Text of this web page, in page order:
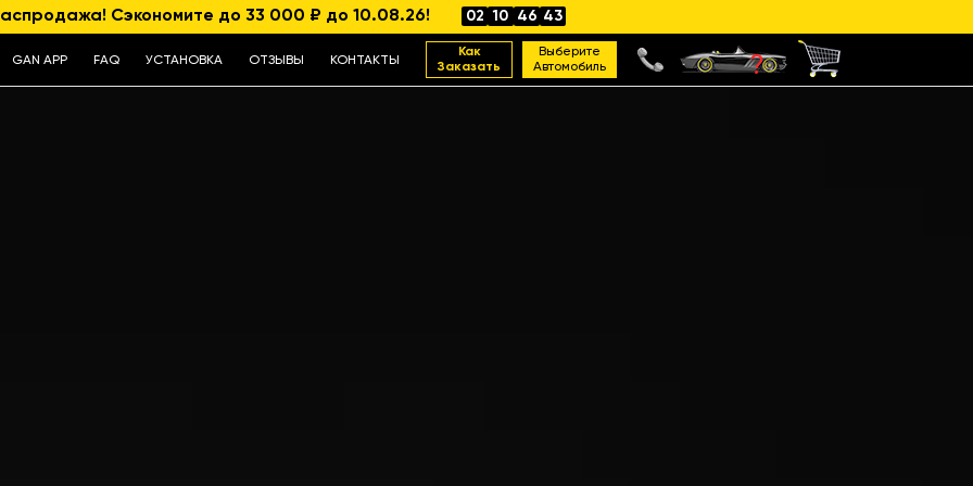
Сэкономите до 33 000 ₽ до 10.08.26! 02 10 46 41
GAN APP FAQ УСТАНОВКА ОТЗЫВЫ КОНТАКТЫ
Как
Заказать
Выберите
Автомобиль